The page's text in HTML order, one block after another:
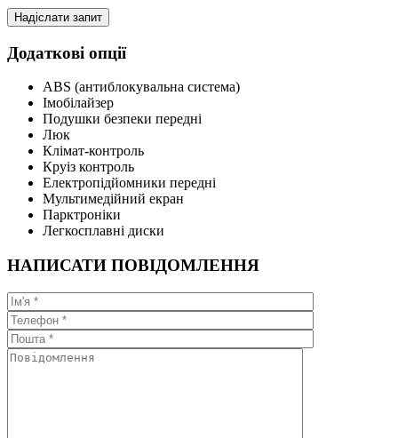
Додаткові опції
ABS (антиблокувальна система)
Імобілайзер
Подушки безпеки передні
Люк
Клімат-контроль
Круіз контроль
Електропідйомники передні
Мультимедійний екран
Парктроніки
Легкосплавні диски
НАПИСАТИ ПОВІДОМЛЕННЯ